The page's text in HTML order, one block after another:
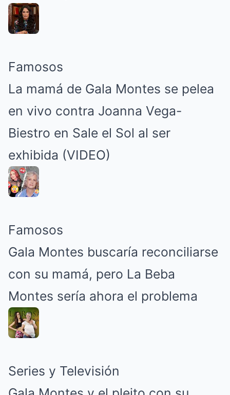
Famosos
La mamá de Gala Montes se pelea
en vivo contra Joanna Vega-
Biestro en Sale el Sol al ser
exhibida (VIDEO)
Famosos
Gala Montes buscaría reconciliarse
con su mamá, pero La Beba
Montes sería ahora el problema
Series y Televisión